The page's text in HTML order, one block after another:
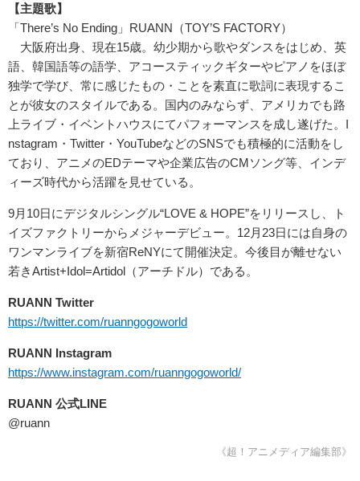
【主題歌】
「There’s No Ending」RUANN（TOY’S FACTORY）
大阪府出身、現在15歳。幼少期から歌やダンスをはじめ、英
語、韓国語等の語学、アコースティックギターやピアノをほぼ
独学で学び、常に感じたもの・ことを素直に歌詞に表現するこ
とが彼女のスタイルである。国内のみならず、アメリカでも路
上ライブ・イベントハウスにてパフォーマンスを成し遂げた。I
nstagram・Twitter・YouTubeなどのSNSでも積極的に活動をし
ており、アニメのEDテーマや企業広告のCMソング等、インデ
ィーズ時代から活躍を見せている。
9月10日にデジタルシングル“LOVE & HOPE”をリリースし、ト
イズファクトリーからメジャーデビュー。12月23日には自身の
ワンマンライブを新宿ReNYにて開催決定。今後目が離せない
若きArtist+Idol=Artidol（アーチドル）である。
RUANN Twitter
https://twitter.com/ruanngogoworld
RUANN Instagram
https://www.instagram.com/ruanngogoworld/
RUANN 公式LINE
@ruann
《超！アニメディア編集部》